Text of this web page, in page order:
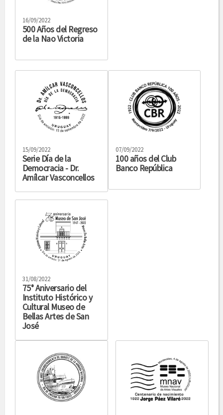
16/09/2022
500 Años del Regreso
de la Nao Victoria
15/09/2022
Serie Día de la
Democracia - Dr.
Amílcar Vasconcellos
07/09/2022
100 años del Club
Banco República
31/08/2022
75° Aniversario del
Instituto Histórico y
Cultural Museo de
Bellas Artes de San
José